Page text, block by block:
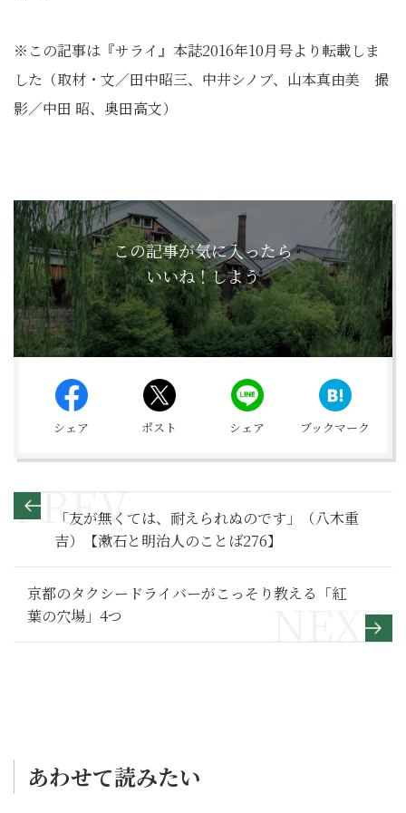
※この記事は『サライ』本誌2016年10月号より転載しま
した（取材・文／田中昭三、中井シノブ、山本真由美 撮
影／中田 昭、奥田高文）
この記事が気に入ったら
いいね！しよう
シェア ポスト シェア ブックマーク
「友が無くては、耐えられぬのです」（八木重
吉）【漱石と明治人のことば276】
京都のタクシードライバーがこっそり教える「紅
葉の穴場」4つ
あわせて読みたい